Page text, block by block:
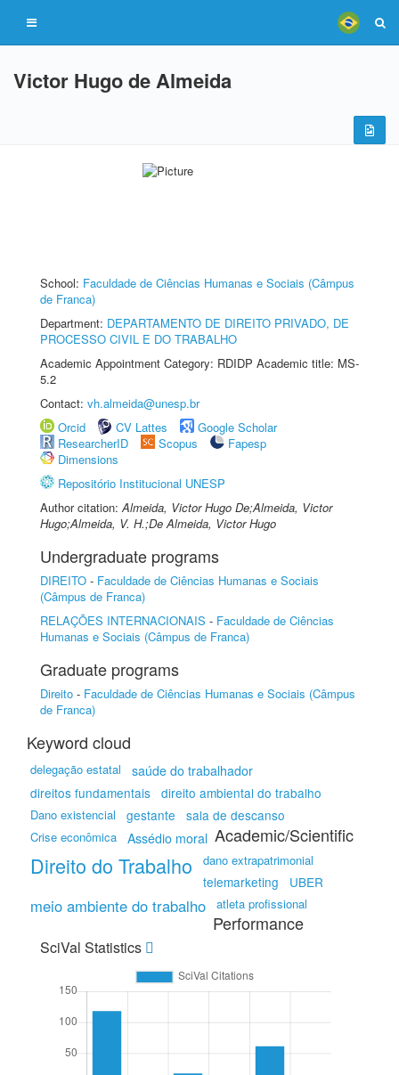
Victor Hugo de Almeida
School: Faculdade de Ciências Humanas e Sociais (Câmpus
de Franca)
Department: DEPARTAMENTO DE DIREITO PRIVADO, DE
PROCESSO CIVIL E DO TRABALHO
Academic Appointment Category: RDIDP Academic title: MS-
5.2
Contact: vh.almeida@unesp.br
Orcid
CV Lattes
Google Scholar
ResearcherID
Scopus
Fapesp
Dimensions
Repositório Institucional UNESP
Author citation:Almeida, Victor Hugo De;Almeida, Victor
Hugo;Almeida, V. H.;De Almeida, Victor Hugo
Undergraduate programs
DIREITO - Faculdade de Ciências Humanas e Sociais
(Câmpus de Franca)
RELAÇÕES INTERNACIONAIS - Faculdade de Ciências
Humanas e Sociais (Câmpus de Franca)
Graduate programs
Direito - Faculdade de Ciências Humanas e Sociais (Câmpus
de Franca)
Keyword cloud
delegação estatal
saúde do trabalhador
direitos fundamentais direito ambiental do trabalho
Dano existencial gestante sala de descanso
Crise econômica Assédio moral
Direito do Trabalho dano extrapatrimonial
telemarketing UBER
meio ambiente do trabalho atleta profissional
Academic/Scientific
Performance
SciVal Statistics